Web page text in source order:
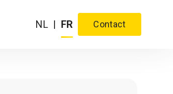
NL | FR Contact